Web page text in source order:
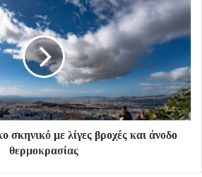
σκηνικό με λίγες βροχές και άνοδο
θερμοκρασίας